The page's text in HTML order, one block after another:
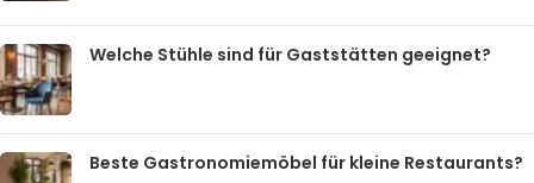
Welche Stühle sind für Gaststätten geeignet?
Beste Gastronomiemöbel für kleine Restaurants?